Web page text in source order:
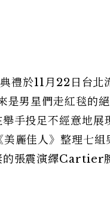
禮於11月22日台
是男星們走紅毯的
手投足不經意地
麗佳人》整理七組
的張震演繹Cartier